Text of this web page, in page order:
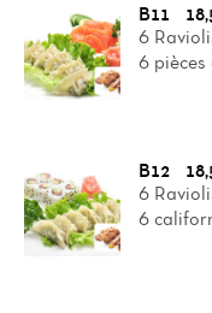
B11
6
6 pièces
B12
6
6